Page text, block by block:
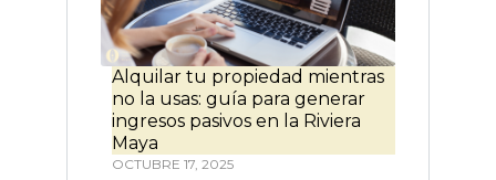
Alquilar tu propiedad mientras
no la usas: guía para generar
ingresos pasivos en la Riviera
Maya
OCTUBRE 17, 2025